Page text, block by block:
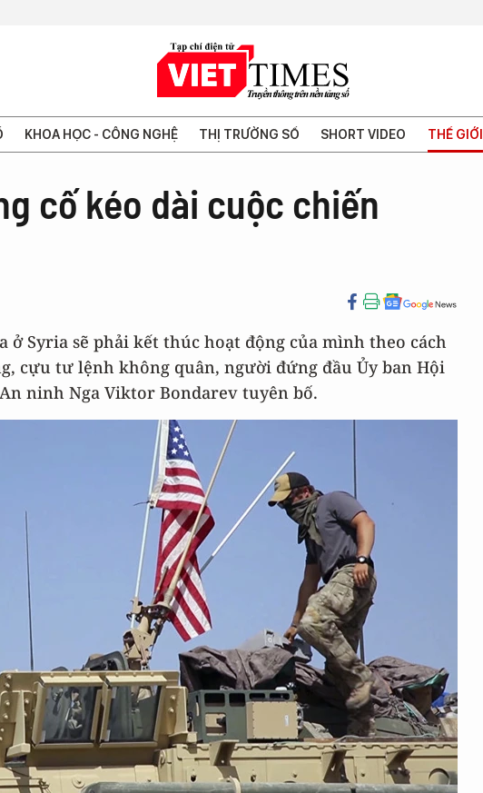
KHOA HỌC - CÔNG NGHỆ THỊ TRƯỜNG SỐ SHORT VIDEO THẾ GIỚI
cố kéo dài cuộc chiến
ở Syria sẽ phải kết thúc hoạt động của mình theo cách
cựu tư lệnh không quân, người đứng đầu Ủy ban Hội
ninh Nga Viktor Bondarev tuyên bố.